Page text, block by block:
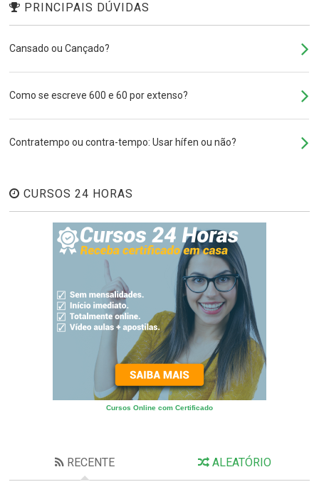
PRINCIPAIS DÚVIDAS
Cansado ou Cançado?
Como se escreve 600 e 60 por extenso?
Contratempo ou contra-tempo: Usar hífen ou não?
CURSOS 24 HORAS
Cursos Online com Certificado
RECENTE ALEATÓRIO